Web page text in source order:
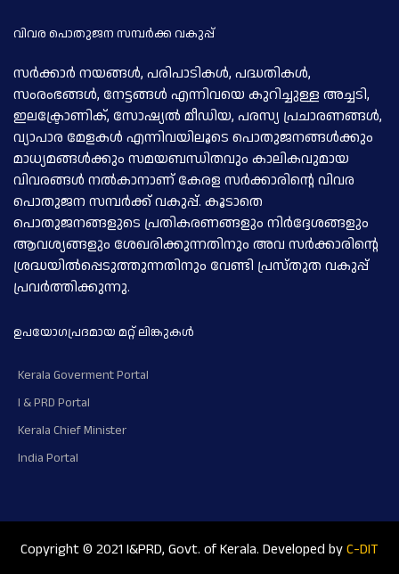
വിവര പൊതുജന സമ്പര്‍ക്ക വകുപ്പ്
സര്‍ക്കാര്‍ നയങ്ങള്‍, പരിപാടികള്‍, പദ്ധതികള്‍,
സംരംഭങ്ങള്‍, നേട്ടങ്ങള്‍ എന്നിവയെ കുറിച്ചുള്ള അച്ചടി,
ഇലക്ട്രോണിക്, സോഷ്യല്‍ മീഡിയ, പരസ്യ പ്രചാരണങ്ങള്‍,
വ്യാപാര മേളകള്‍ എന്നിവയിലൂടെ പൊതുജനങ്ങള്‍ക്കും
മാധ്യമങ്ങള്‍ക്കും സമയബന്ധിതവും കാലികവുമായ
വിവരങ്ങള്‍ നല്‍കാനാണ് കേരള സര്‍ക്കാരിന്റെ വിവര
പൊതുജന സമ്പര്‍ക്ക് വകുപ്പ്. കൂടാതെ
പൊതുജനങ്ങളുടെ പ്രതികരണങ്ങളും നിര്‍ദ്ദേശങ്ങളും
ആവശ്യങ്ങളും ശേഖരിക്കുന്നതിനും അവ സര്‍ക്കാരിന്റെ
ശ്രദ്ധയില്‍പ്പെടുത്തുന്നതിനും വേണ്ടി പ്രസ്തുത വകുപ്പ്
പ്രവര്‍ത്തിക്കുന്നു.
ഉപയോഗപ്രദമായ മറ്റ് ലിങ്കുകള്‍
Kerala Goverment Portal
I & PRD Portal
Kerala Chief Minister
India Portal
Copyright © 2021 I&PRD, Govt. of Kerala. Developed byC-DIT